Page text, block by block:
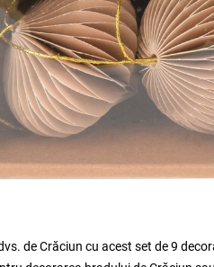
de Crăciun cu acest set de 9